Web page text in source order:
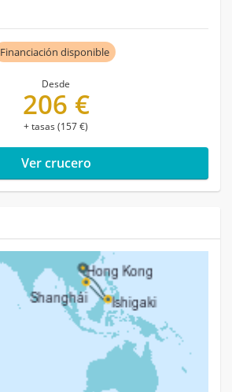
Financiación disponible
Desde
206 €
+ tasas (157 €)
Ver crucero